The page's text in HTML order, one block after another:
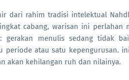
dari rahim tradisi intelektual
cabang, warisan ini perlahan
gerakan menulis sedang tidak
periode atau satu kepengurusan.
akan kehilangan ruh dan nilainya.